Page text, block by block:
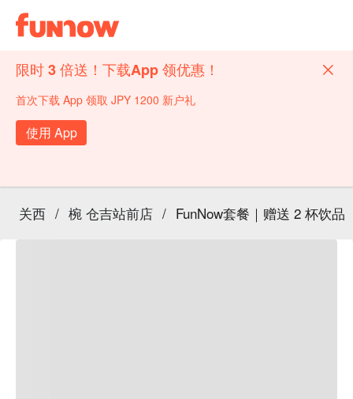
限时 3 倍送！下载App 领优惠！
首次下载 App 领取 JPY 1200 新户礼
使用 App
关西 / 椀 仓吉站前店 / FunNow套餐｜赠送 2 杯饮品